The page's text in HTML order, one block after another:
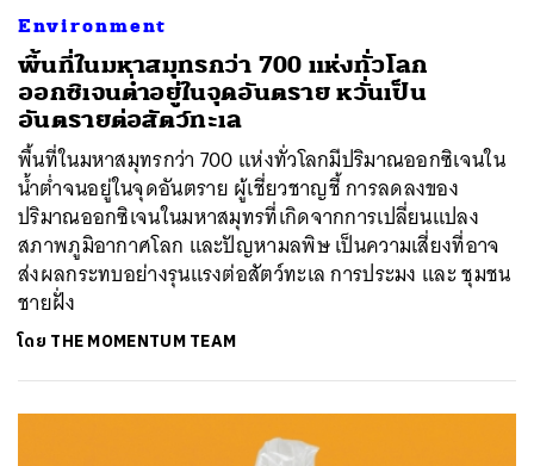
Environment
พื้นที่ในมหาสมุทรกว่า 700 แห่งทั่วโลก
ออกซิเจนต่ำอยู่ในจุดอันตราย หวั่นเป็น
อันตรายต่อสัตว์ทะเล
พื้นที่ในมหาสมุทรกว่า 700 แห่งทั่วโลกมีปริมาณออกซิเจนใน
น้ำต่ำจนอยู่ในจุดอันตราย ผู้เชี่ยวชาญชี้ การลดลงของ
ปริมาณออกซิเจนในมหาสมุทรที่เกิดจากการเปลี่ยนแปลง
สภาพภูมิอากาศโลก และปัญหามลพิษ เป็นความเสี่ยงที่อาจ
ส่งผลกระทบอย่างรุนแรงต่อสัตว์ทะเล การประมง และ ชุมชน
ชายฝั่ง
โดย THE MOMENTUM TEAM